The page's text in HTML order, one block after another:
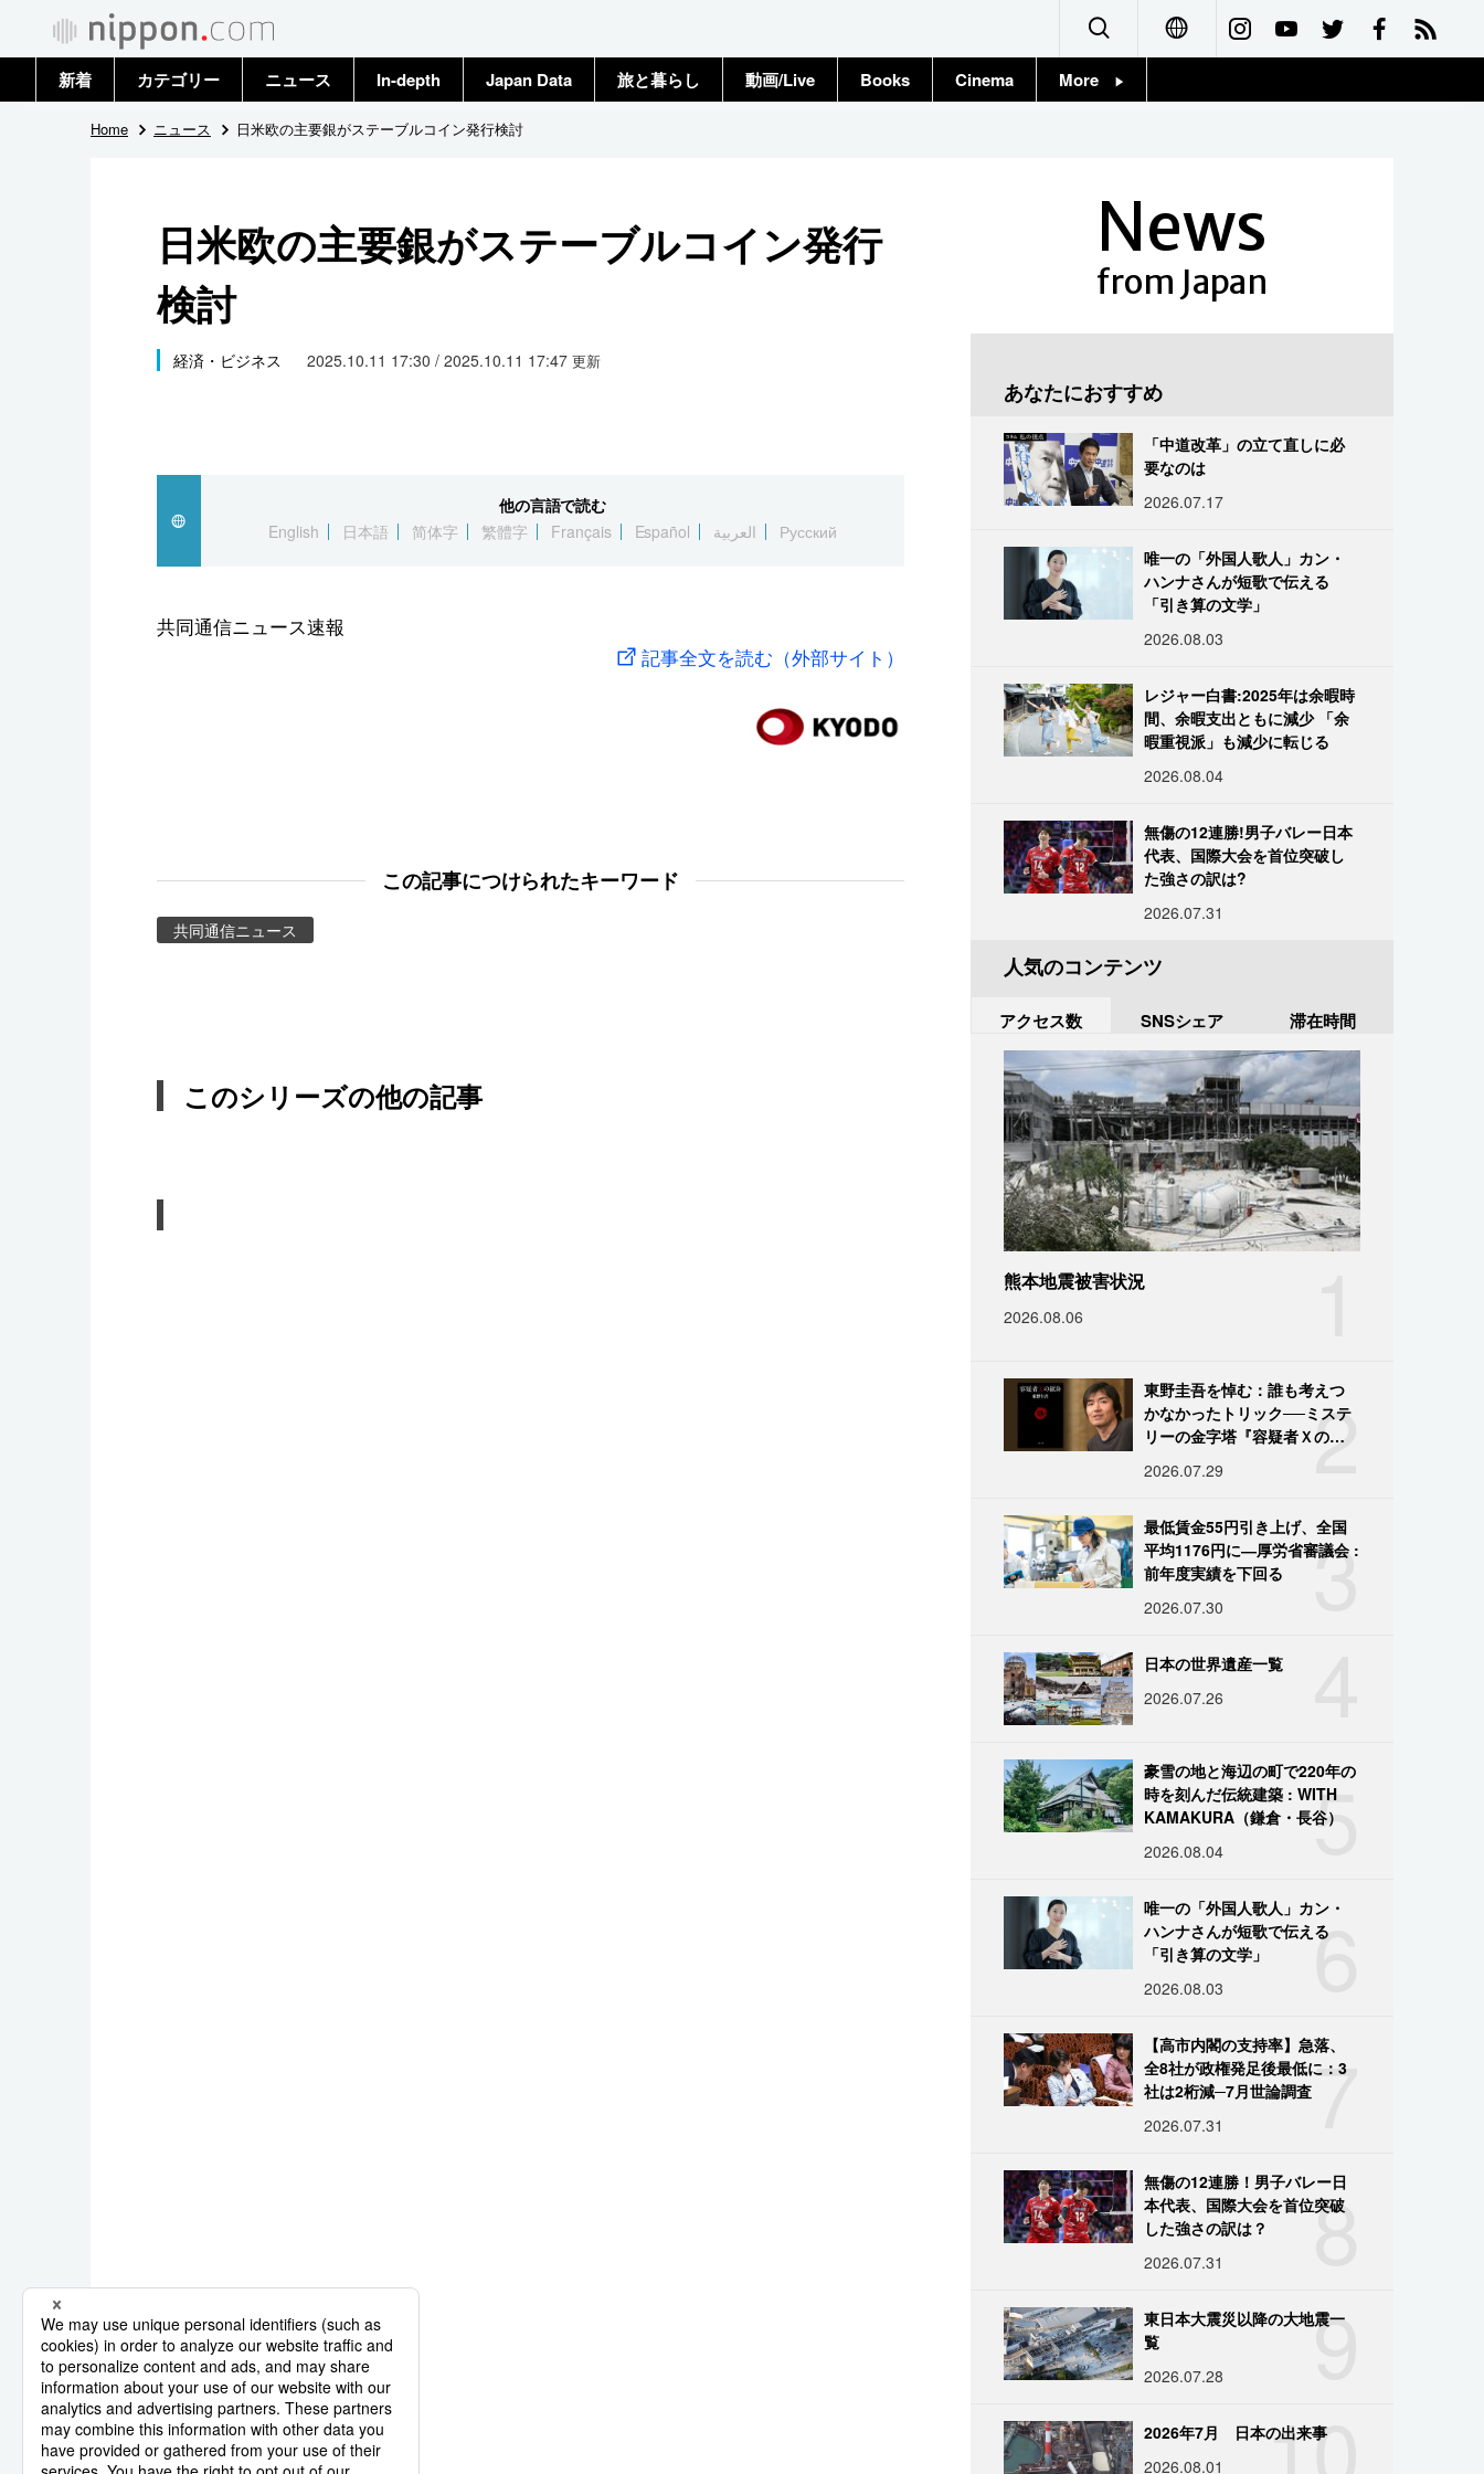
Français
新着 カテゴリー
政治・外交
国際
社会
文化
スポーツ・東京2020
ニュース
トップ
In-depth Japan Data 旅と暮らし 動画/Live Books Cinema More
Home ニュース 日米欧の主要銀がステーブルコイン発行検討
日米欧の主要銀がステーブルコイン発行
検討
経済・ビジネス 2025.10.11 17:30 / 2025.10.11 17:47 更新
他の言語で読む
English
日本語 简体字 繁體字 Français Español العربية Русский
共同通信ニュース速報
記事全文を読む（外部サイト）
この記事につけられたキーワード
共同通信ニュース
このシリーズの他の記事
News
from Japan
あなたにおすすめ
「中道改革」の立て直しに必
要なのは
2026.07.17
唯一の「外国人歌人」カン・
ハンナさんが短歌で伝える
「引き算の文学」
2026.08.03
レジャー白書:2025年は余暇時
間、余暇支出ともに減少 「余
暇重視派」も減少に転じる
2026.08.04
無傷の12連勝!男子バレー日本
代表、国際大会を首位突破し
た強さの訳は?
2026.07.31
人気のコンテンツ
アクセス数 SNSシェア 滞在時間
熊本地震被害状況
2026.08.06
2
東野圭吾を悼む：誰も考えつ
かなかったトリック──ミステ
リーの金字塔『容疑者Ｘの献
2026.07.29
3
最低賃金55円引き上げ、全国
平均1176円に―厚労省審議会 :
前年度実績を下回る
2026.07.30
日本の世界遺産一覧
2026.07.26
5
豪雪の地と海辺の町で220年の
時を刻んだ伝統建築 : WITH
KAMAKURA（鎌倉・長谷）
2026.08.04
6
唯一の「外国人歌人」カン・
ハンナさんが短歌で伝える
「引き算の文学」
2026.08.03
7
【高市内閣の支持率】急落、
全8社が政権発足後最低に：3
社は2桁減─7月世論調査
2026.07.31
8
無傷の12連勝！男子バレー日
本代表、国際大会を首位突破
した強さの訳は？
2026.07.31
9
東日本大震災以降の大地震一
覧
2026.07.28
10
2026年7月 日本の出来事
2026.08.01